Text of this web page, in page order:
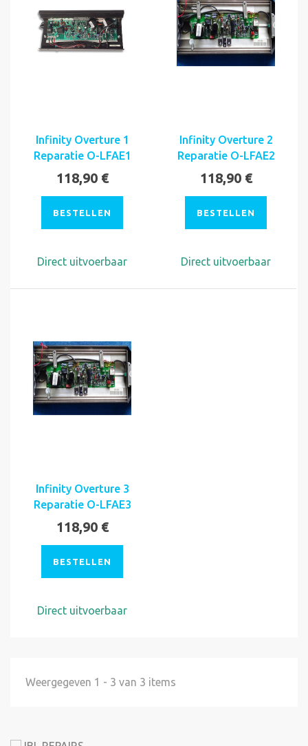
Infinity Overture 1
Reparatie O-LFAE1
118,90 €
BESTELLEN
Direct uitvoerbaar
Infinity Overture 2
Reparatie O-LFAE2
118,90 €
BESTELLEN
Direct uitvoerbaar
Infinity Overture 3
Reparatie O-LFAE3
118,90 €
BESTELLEN
Direct uitvoerbaar
Weergegeven 1 - 3 van 3 items